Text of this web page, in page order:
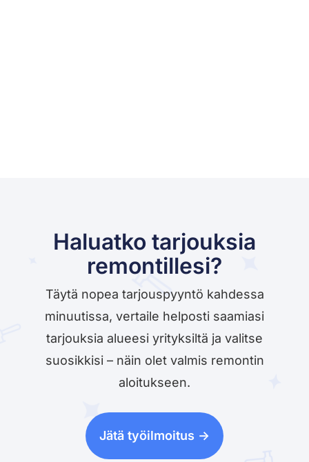
Haluatko tarjouksia
remontillesi?
Täytä nopea tarjouspyyntö kahdessa
minuutissa, vertaile helposti saamiasi
tarjouksia alueesi yrityksiltä ja valitse
suosikkisi – näin olet valmis remontin
aloitukseen.
Jätä työilmoitus ->